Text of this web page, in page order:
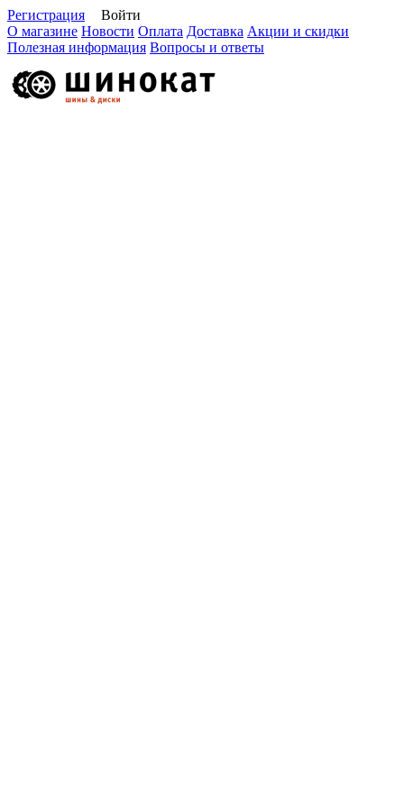
Регистрация
Войти
О магазине Новости Оплата Доставка Акции и скидки
Полезная информация Вопросы и ответы